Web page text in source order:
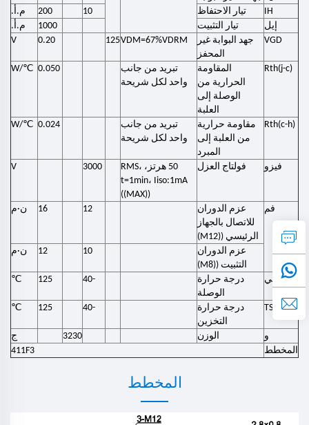
IH
تيار الاحتفاظ 10
200
م.أ.
إيل
تيار التثبيت 1000
م.أ.
VGD
جهد البوابة غير
المحفز
VDM=67%VDRM
125
0.20
V
Rth(j-c)
المقاومة
الحرارية من
الوصلة إلى
العلبة
تبريد من جانب
واحد لكل شريحة
0.050
℃
/W
Rth(c-h)
مقاومة حرارية
من العلبة إلى
المبرد
تبريد من جانب
واحد لكل شريحة
0.024
℃
/W
فيزو فولتاج العزل
50 هرتز، RMS،
t=1min، Iiso:1mA
((MAX))
3000
V
فم
عزم الدوران
للاتصال بالجهاز
الرئيسي ((M12)
12
16 ن·م
عزم الدوران
التثبيت ((M8)
10
12 ن·م
تيفي
درجة حرارة
الوصلة
-40
125
℃
TSTG
درجة حرارة
التخزين
-40
125
℃
و الوزن 3230
ج
المخطط
411F3
المخطط